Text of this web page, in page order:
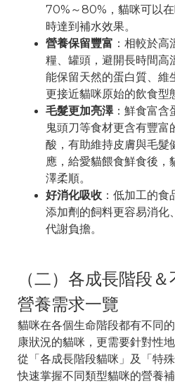
70%～80%，貓咪可以
時達到補水效果。
營養保留豐富 ：相較於
糧、罐頭，避開長時間高
能保留天然的蛋白質、維
更接近貓咪原始的飲食型
毛髮更加亮澤：鮮食富含
鬼頭刀等食材更含有豐
酸，有助維持皮膚與毛髮
應，給愛貓餵食鮮食後
澤柔順。
好消化吸收 ：低加工的
添加劑的飼料更容易消化
代謝負擔。
（二）各成長階段
營養需求一覽
貓咪在各個生命階段都有不同
康狀況的貓咪，更需要針對性
從「各成長階段貓咪」及「特
快速掌握不同類型貓咪的營養補